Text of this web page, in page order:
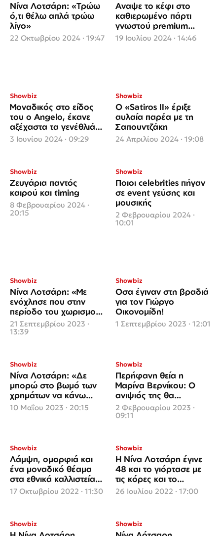
Νίνα Λοτσάρη: «Τρώω
ό,τι θέλω απλά τρώω
λίγο»
22 Οκτωβρίου 2024 · 19:47
Αναψε το κέφι στο
καθιερωμένο πάρτι
γνωστού premium
ποτού
19 Ιουλίου 2024 · 14:46
Showbiz
Μοναδικός στο είδος
του ο Angelo, έκανε
αξέχαστα τα γενέθλιά
του για τον ίδιο και του
3 Ιουνίου 2024 · 09:29
Showbiz
Ο «Satiros II» έριξε
αυλαία παρέα με τη
Σαπουντζάκη
24 Απριλίου 2024 · 19:08
Showbiz
Ζευγάρια παντός
καιρού και timing
8 Φεβρουαρίου 2024 ·
20:15
Showbiz
Ποιοι celebrities πήγαν
σε event γεύσης και
μουσικής
2 Φεβρουαρίου 2024 ·
10:01
Showbiz
Νίνα Λοτσάρη: «Με
ενόχλησε που στην
περίοδο του χωρισμού
μου ακουστήκαν
διάφορα»
21 Σεπτεμβρίου 2023 ·
13:39
Showbiz
Οσα έγιναν στη βραδιά
για τον Γιώργο
Οικονομίδη!
1 Σεπτεμβρίου 2023 · 12:01
Showbiz
Νίνα Λοτσάρη: «Δε
μπορώ στο βωμό των
χρημάτων να κάνω
πράγματα τα οποία δε
10 Μαΐου 2023 · 20:15
Showbiz
Περήφανη θεία η
Μαρίνα Βερνίκου: Ο
ανιψιός της θα
εκπροσωπήσει την
Ελλάδα στη Eurovision
2 Φεβρουαρίου 2023 ·
09:11
Showbiz
Λάμψη, ομορφιά και
ένα μοναδικό θέαμα
στα εθνικά καλλιστεία
GS HELLAS 2022
17 Οκτωβρίου 2022 · 11:30
Showbiz
Η Νίνα Λοτσάρη έγινε
48 και το γιόρτασε με
τις κόρες και το
σύντροφό της
26 Ιουλίου 2022 · 17:00
Showbiz Showbiz